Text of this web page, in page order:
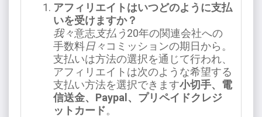
アフィリエイトはいつどのように支払
いを受けますか？
我々意志支払う20年の関連会社への
手数料日々コミッションの期日から。
支払いは方法の選択を通じて行われ、
アフィリエイトは次のような希望する
支払い方法を選択できます小切手、電
信送金、Paypal、プリペイドクレジ
ットカード。